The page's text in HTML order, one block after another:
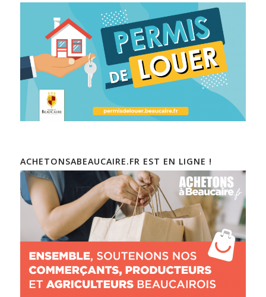
ACHETONSABEAUCAIRE.FR EST EN LIGNE !